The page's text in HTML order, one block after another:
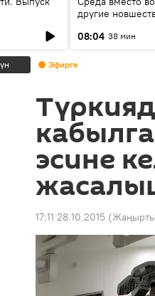
другие
08:04 38 мин
Эфирге
эсине
17:11 28.10.2015